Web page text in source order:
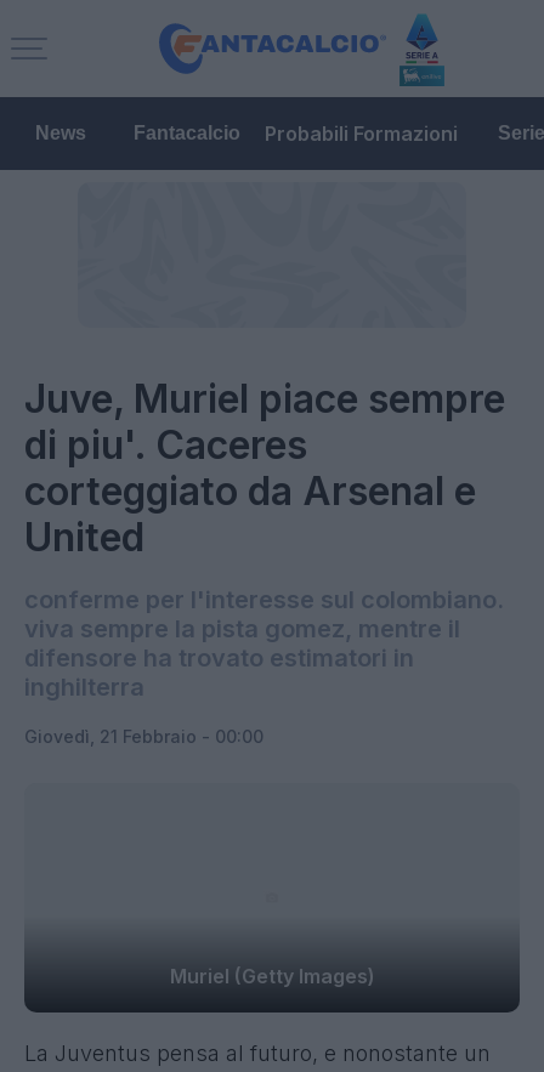
News Fantacalcio Probabili Formazioni
Juve, Muriel piace sempre
di piu'. Caceres
corteggiato da Arsenal e
United
conferme per l'interesse sul colombiano.
viva sempre la pista gomez, mentre il
difensore ha trovato estimatori in
inghilterra
Giovedì, 21 Febbraio - 00:00
Muriel (Getty Images)
La Juventus pensa al futuro, e nonostante un